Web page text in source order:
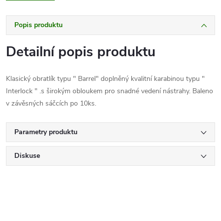
Popis produktu
Detailní popis produktu
Klasický obratlík typu " Barrel" doplněný kvalitní karabinou typu "
Interlock " .s širokým obloukem pro snadné vedení nástrahy. Baleno
v závěsných sáčcích po 10ks.
Parametry produktu
Diskuse